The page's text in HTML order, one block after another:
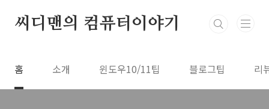
씨디맨의 컴퓨터이야기
홈 소개 윈도우10/11팁 블로그팁 리